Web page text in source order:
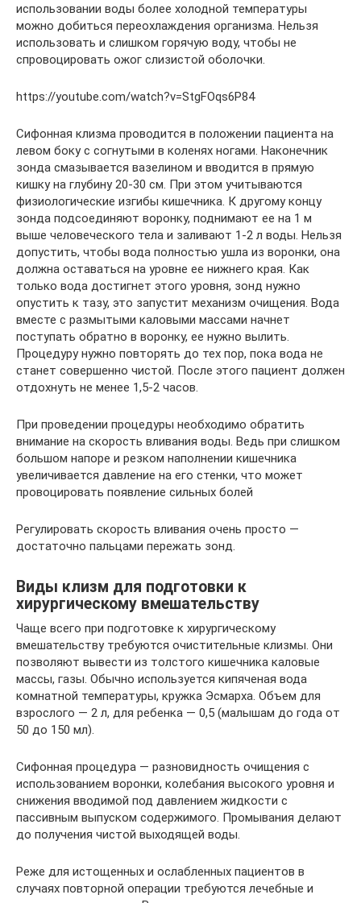
использовании воды более холодной температуры
можно добиться переохлаждения организма. Нельзя
использовать и слишком горячую воду, чтобы не
спровоцировать ожог слизистой оболочки.
https://youtube.com/watch?v=StgFOqs6P84
Сифонная клизма проводится в положении пациента на
левом боку с согнутыми в коленях ногами. Наконечник
зонда смазывается вазелином и вводится в прямую
кишку на глубину 20-30 см. При этом учитываются
физиологические изгибы кишечника. К другому концу
зонда подсоединяют воронку, поднимают ее на 1 м
выше человеческого тела и заливают 1-2 л воды. Нельзя
допустить, чтобы вода полностью ушла из воронки, она
должна оставаться на уровне ее нижнего края. Как
только вода достигнет этого уровня, зонд нужно
опустить к тазу, это запустит механизм очищения. Вода
вместе с размытыми каловыми массами начнет
поступать обратно в воронку, ее нужно вылить.
Процедуру нужно повторять до тех пор, пока вода не
станет совершенно чистой. После этого пациент должен
отдохнуть не менее 1,5-2 часов.
При проведении процедуры необходимо обратить
внимание на скорость вливания воды. Ведь при слишком
большом напоре и резком наполнении кишечника
увеличивается давление на его стенки, что может
провоцировать появление сильных болей
Регулировать скорость вливания очень просто —
достаточно пальцами пережать зонд.
Виды клизм для подготовки к
хирургическому вмешательству
Чаще всего при подготовке к хирургическому
вмешательству требуются очистительные клизмы. Они
позволяют вывести из толстого кишечника каловые
массы, газы. Обычно используется кипяченая вода
комнатной температуры, кружка Эсмарха. Объем для
взрослого — 2 л, для ребенка — 0,5 (малышам до года от
50 до 150 мл).
Сифонная процедура — разновидность очищения с
использованием воронки, колебания высокого уровня и
снижения вводимой под давлением жидкости с
пассивным выпуском содержимого. Промывания делают
до получения чистой выходящей воды.
Реже для истощенных и ослабленных пациентов в
случаях повторной операции требуются лечебные и